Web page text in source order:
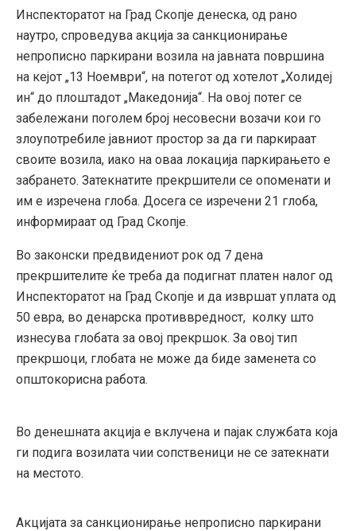
Инспекторатот на Град Скопје денеска, од рано
наутро, спроведува акција за санкционирање
непрописно паркирани возила на јавната површина
на кејот „13 Ноември“, на потегот од хотелот „Холидеј
ин“ до плоштадот „Македонија“. На овој потег се
забележани поголем број несовесни возачи кои го
злоупотребиле јавниот простор за да ги паркираат
своите возила, иако на оваа локација паркирањето е
забрането. Затекнатите прекршители се опоменати и
им е изречена глоба. Досега се изречени 21 глоба,
информираат од Град Скопје.
Во законски предвидениот рок од 7 дена
прекршителите ќе треба да подигнат платен налог од
Инспекторатот на Град Скопје и да извршат уплата од
50 евра, во денарска противвредност, колку што
изнесува глобата за овој прекршок. За овој тип
прекршоци, глобата не може да биде заменета со
општокорисна работа.
Во денешната акција е вклучена и пајак службата која
ги подига возилата чии сопственици не се затекнати
на местото.
Акцијата за санкционирање непрописно паркирани